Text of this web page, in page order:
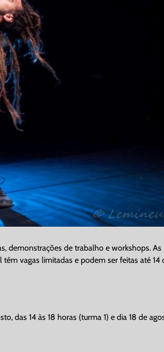
demonstrações de trabalho e workshops. As
vagas limitadas e podem ser feitas até 14
das 14 às 18 horas (turma 1) e dia 18 de